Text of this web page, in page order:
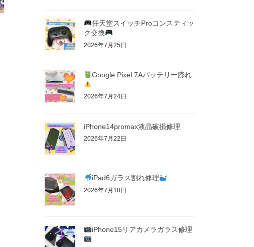
任天堂スイッチProコンスティッ
ク交換
2026年7月25日
Google Pixel 7Aバッテリー膨れ
2026年7月24日
iPhone14promax液晶破損修理
2026年7月22日
iPad6ガラス割れ修理
2026年7月18日
iPhone15リアカメラガラス修理